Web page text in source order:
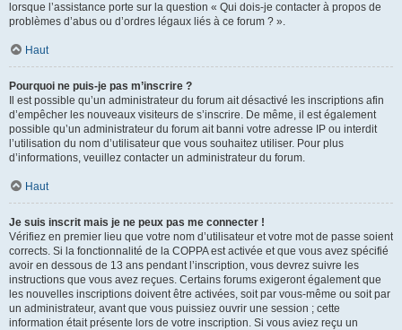
lorsque l’assistance porte sur la question « Qui dois-je contacter à propos de
problèmes d’abus ou d’ordres légaux liés à ce forum ? ».
Haut
Pourquoi ne puis-je pas m’inscrire ?
Il est possible qu’un administrateur du forum ait désactivé les inscriptions afin
d’empêcher les nouveaux visiteurs de s’inscrire. De même, il est également
possible qu’un administrateur du forum ait banni votre adresse IP ou interdit
l’utilisation du nom d’utilisateur que vous souhaitez utiliser. Pour plus
d’informations, veuillez contacter un administrateur du forum.
Haut
Je suis inscrit mais je ne peux pas me connecter !
Vérifiez en premier lieu que votre nom d’utilisateur et votre mot de passe soient
corrects. Si la fonctionnalité de la COPPA est activée et que vous avez spécifié
avoir en dessous de 13 ans pendant l’inscription, vous devrez suivre les
instructions que vous avez reçues. Certains forums exigeront également que
les nouvelles inscriptions doivent être activées, soit par vous-même ou soit par
un administrateur, avant que vous puissiez ouvrir une session ; cette
information était présente lors de votre inscription. Si vous aviez reçu un